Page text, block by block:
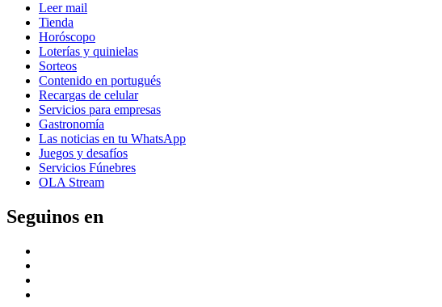
Leer mail
Tienda
Horóscopo
Loterías y quinielas
Sorteos
Contenido en portugués
Recargas de celular
Servicios para empresas
Gastronomía
Las noticias en tu WhatsApp
Juegos y desafíos
Servicios Fúnebres
OLA Stream
Seguinos en